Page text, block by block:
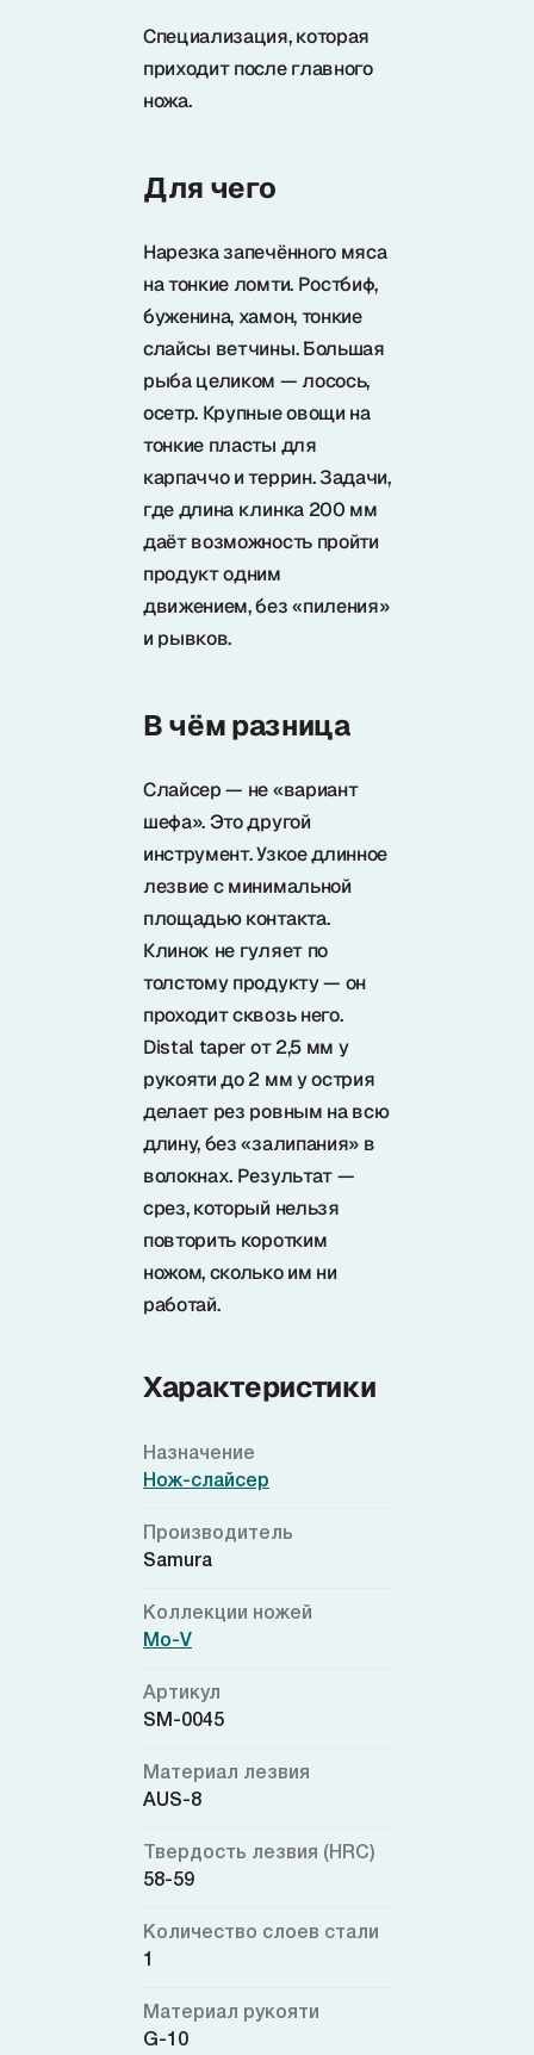
Специализация, которая
приходит после главного
ножа.
Для чего
Нарезка запечённого мяса
на тонкие ломти. Ростбиф,
буженина, хамон, тонкие
слайсы ветчины. Большая
рыба целиком — лосось,
осетр. Крупные овощи на
тонкие пласты для
карпаччо и террин. Задачи,
где длина клинка 200 мм
даёт возможность пройти
продукт одним
движением, без «пиления»
и рывков.
В чём разница
Слайсер — не «вариант
шефа». Это другой
инструмент. Узкое длинное
лезвие с минимальной
площадью контакта.
Клинок не гуляет по
толстому продукту — он
проходит сквозь него.
Distal taper от 2,5 мм у
рукояти до 2 мм у острия
делает рез ровным на всю
длину, без «залипания» в
волокнах. Результат —
срез, который нельзя
повторить коротким
ножом, сколько им ни
работай.
Характеристики
Назначение
Нож-слайсер
Производитель
Samura
Коллекции ножей
Mo-V
Артикул
SM-0045
Материал лезвия
AUS-8
Твердость лезвия (HRC)
58-59
Количество слоев стали
1
Материал рукояти
G-10